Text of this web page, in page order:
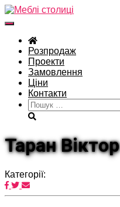
Перемкнути
навігацію
Розпродаж
Проекти
Замовлення
Ціни
Контакти
Пошук:
Таран Віктор
Категорії: